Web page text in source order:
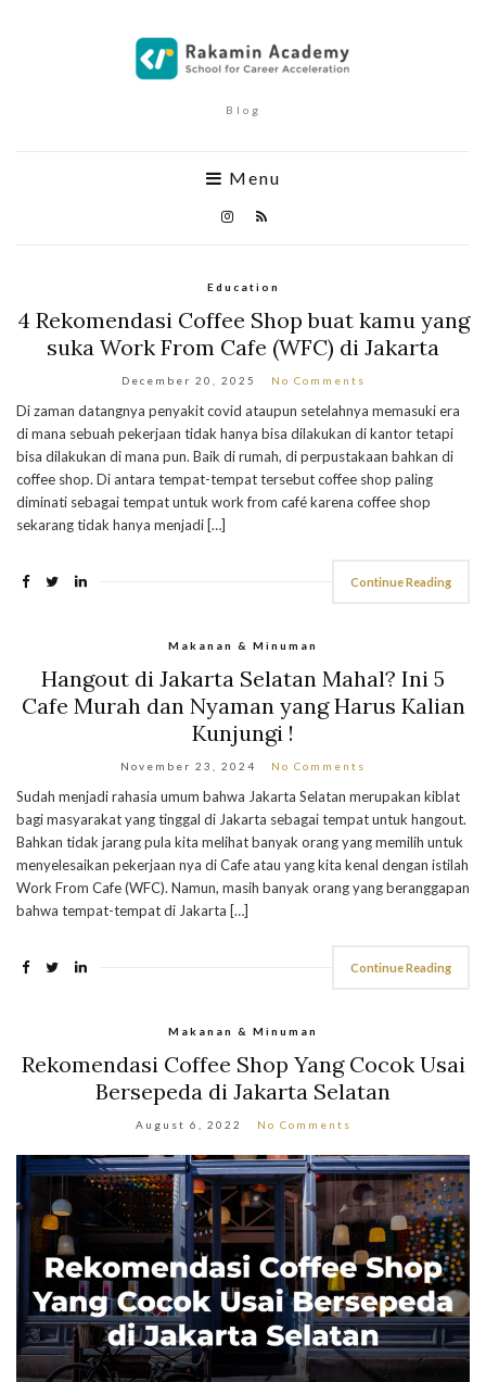
Blog
Menu
Education
4 Rekomendasi Coffee Shop buat kamu yang
suka Work From Cafe (WFC) di Jakarta
December 20, 2025 No Comments
Di zaman datangnya penyakit covid ataupun setelahnya memasuki era
di mana sebuah pekerjaan tidak hanya bisa dilakukan di kantor tetapi
bisa dilakukan di mana pun. Baik di rumah, di perpustakaan bahkan di
coffee shop. Di antara tempat-tempat tersebut coffee shop paling
diminati sebagai tempat untuk work from café karena coffee shop
sekarang tidak hanya menjadi […]
Continue Reading
Makanan & Minuman
Hangout di Jakarta Selatan Mahal? Ini 5
Cafe Murah dan Nyaman yang Harus Kalian
Kunjungi !
November 23, 2024 No Comments
Sudah menjadi rahasia umum bahwa Jakarta Selatan merupakan kiblat
bagi masyarakat yang tinggal di Jakarta sebagai tempat untuk hangout.
Bahkan tidak jarang pula kita melihat banyak orang yang memilih untuk
menyelesaikan pekerjaan nya di Cafe atau yang kita kenal dengan istilah
Work From Cafe (WFC). Namun, masih banyak orang yang beranggapan
bahwa tempat-tempat di Jakarta […]
Continue Reading
Makanan & Minuman
Rekomendasi Coffee Shop Yang Cocok Usai
Bersepeda di Jakarta Selatan
August 6, 2022 No Comments